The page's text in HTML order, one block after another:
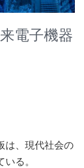
電子機器
は、現代社会の
る。